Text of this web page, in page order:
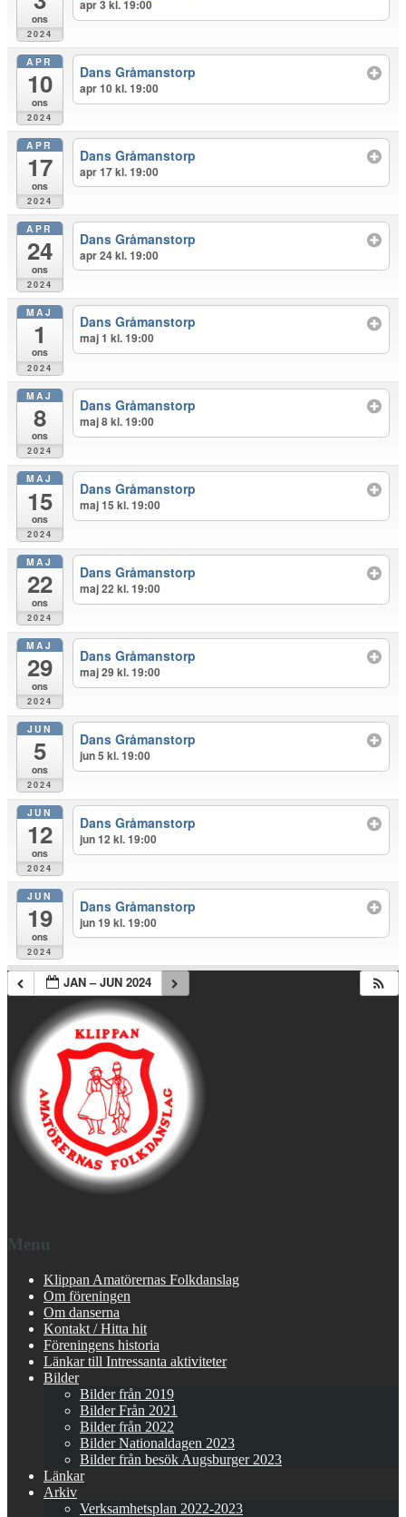
ons
2024
apr 3 kl. 19:00
APR
10
ons
2024
Dans Gråmanstorp
apr 10 kl. 19:00
APR
17
ons
2024
Dans Gråmanstorp
apr 17 kl. 19:00
APR
24
ons
2024
Dans Gråmanstorp
apr 24 kl. 19:00
MAJ
1
ons
2024
Dans Gråmanstorp
maj 1 kl. 19:00
MAJ
8
ons
2024
Dans Gråmanstorp
maj 8 kl. 19:00
MAJ
15
ons
2024
Dans Gråmanstorp
maj 15 kl. 19:00
MAJ
22
ons
2024
Dans Gråmanstorp
maj 22 kl. 19:00
MAJ
29
ons
2024
Dans Gråmanstorp
maj 29 kl. 19:00
JUN
5
ons
2024
Dans Gråmanstorp
jun 5 kl. 19:00
JUN
12
ons
2024
Dans Gråmanstorp
jun 12 kl. 19:00
JUN
19
ons
2024
Dans Gråmanstorp
jun 19 kl. 19:00
JAN – JUN 2024
Menu
Klippan Amatörernas Folkdanslag
Om föreningen
Om danserna
Kontakt / Hitta hit
Föreningens historia
Länkar till Intressanta aktiviteter
Bilder
Bilder från 2019
Bilder Från 2021
Bilder från 2022
Bilder Nationaldagen 2023
Bilder från besök Augsburger 2023
Länkar
Arkiv
Verksamhetsplan 2022-2023